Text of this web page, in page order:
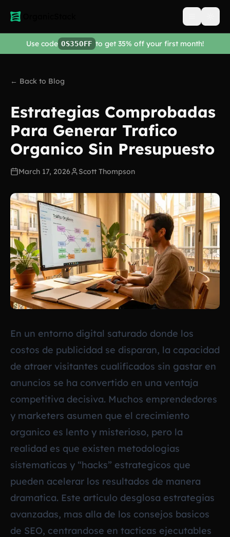
Open
Use code OS35OFF to get 35% off your first month!
← Back to Blog
Estrategias Comprobadas
Para Generar Trafico
Organico Sin Presupuesto
March 17, 2026 Scott Thompson
En un entorno digital saturado donde los
costos de publicidad se disparan, la capacidad
de atraer visitantes cualificados sin gastar en
anuncios se ha convertido en una ventaja
competitiva decisiva. Muchos emprendedores
y marketers asumen que el crecimiento
organico es lento y misterioso, pero la
realidad es que existen metodologias
sistematicas y “hacks” estrategicos que
pueden acelerar los resultados de manera
dramatica. Este articulo desglosa estrategias
avanzadas, mas alla de los consejos basicos
de SEO, centrandose en tacticas ejecutables